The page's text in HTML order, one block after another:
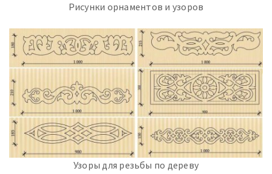
Рисунки орнаментов и узоров
Узоры для резьбы по дереву